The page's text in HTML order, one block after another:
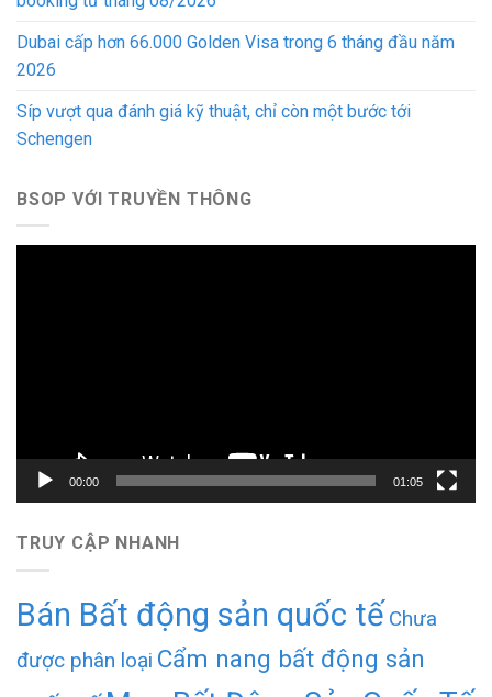
Dubai cấp hơn 66.000 Golden Visa trong 6 tháng đầu năm
2026
Síp vượt qua đánh giá kỹ thuật, chỉ còn một bước tới
Schengen
BSOP VỚI TRUYỀN THÔNG
00:00 01:05
TRUY CẬP NHANH
Bán Bất động sản quốc tế Chưa
được phân loại Cẩm nang bất động sản